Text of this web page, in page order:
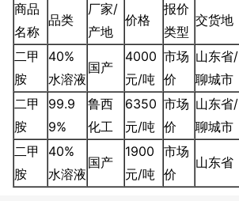
商品
名称
品类
厂家/
产地
价格
报价
类型
交货地
二甲
胺
40%
水溶液
国产
4000
元/吨
市场
价
山东省/
聊城市
二甲
胺
99.9
9%
鲁西
化工
6350
元/吨
市场
价
山东省/
聊城市
二甲
胺
40%
水溶液
国产
1900
元/吨
市场
价
山东省